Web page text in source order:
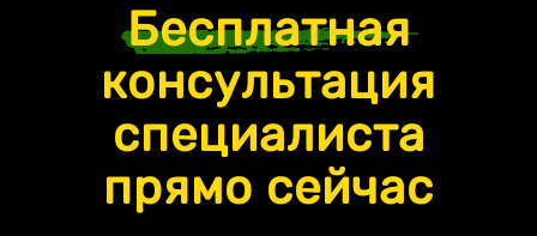
Бесплатная
консультация
специалиста
прямо сейчас